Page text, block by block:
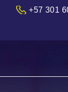
+57 301